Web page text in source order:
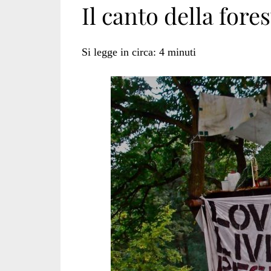
di
Giustizia
dell’Unione
Europea</span>
Il canto della
Si legge in circa: 4 minuti